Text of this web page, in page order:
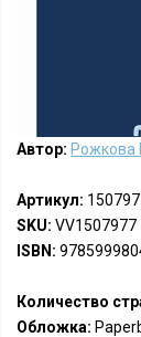
Автор: Рожкова
Артикул:
SKU: VV1507977
ISBN:
Количество
Обложка: